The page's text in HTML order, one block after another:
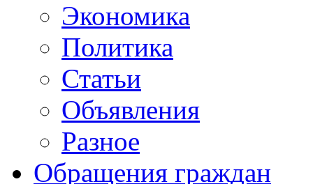
Экономика
Политика
Статьи
Объявления
Разное
Обращения граждан